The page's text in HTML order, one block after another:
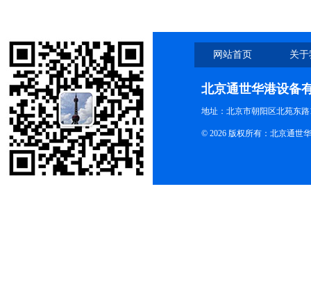
网站首页 关
北京通世华港设备
地址：北京市朝阳区北苑东路
© 2026 版权所有：北京通世